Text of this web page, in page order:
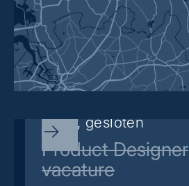
Sorry, gesloten
Product Designer
vacature